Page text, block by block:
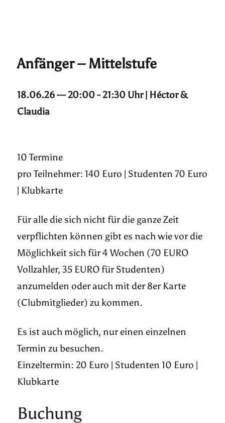
Anfänger – Mittelstufe
18.06.26 — 20:00 - 21:30 Uhr | Héctor &
Claudia
10 Termine
pro Teilnehmer: 140 Euro | Studenten 70 Euro
| Klubkarte
Für alle die sich nicht für die ganze Zeit
verpflichten können gibt es nach wie vor die
Möglichkeit sich für 4 Wochen (70 EURO
Vollzahler, 35 EURO für Studenten)
anzumelden oder auch mit der 8er Karte
(Clubmitglieder) zu kommen.
Es ist auch möglich, nur einen einzelnen
Termin zu besuchen.
Einzeltermin: 20 Euro | Studenten 10 Euro |
Klubkarte
Buchung